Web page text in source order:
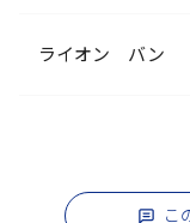
ライオン バン
こ